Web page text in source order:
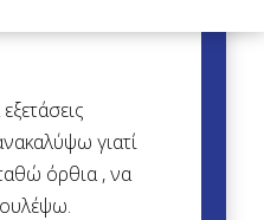
γιατί
όρθια , να